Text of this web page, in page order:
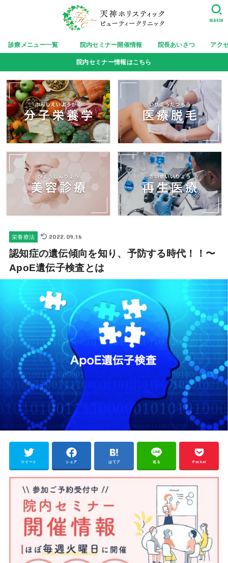
診療メニュー一覧 院内セミナー開催情報 院長あいさつ アク
SEARCH
院内セミナー情報はこちら
栄養療法 2022.09.16
認知症の遺伝傾向を知り、予防する時代！！〜
ApoE遺伝子検査とは
ツイート シェア はてブ 送る Pocket